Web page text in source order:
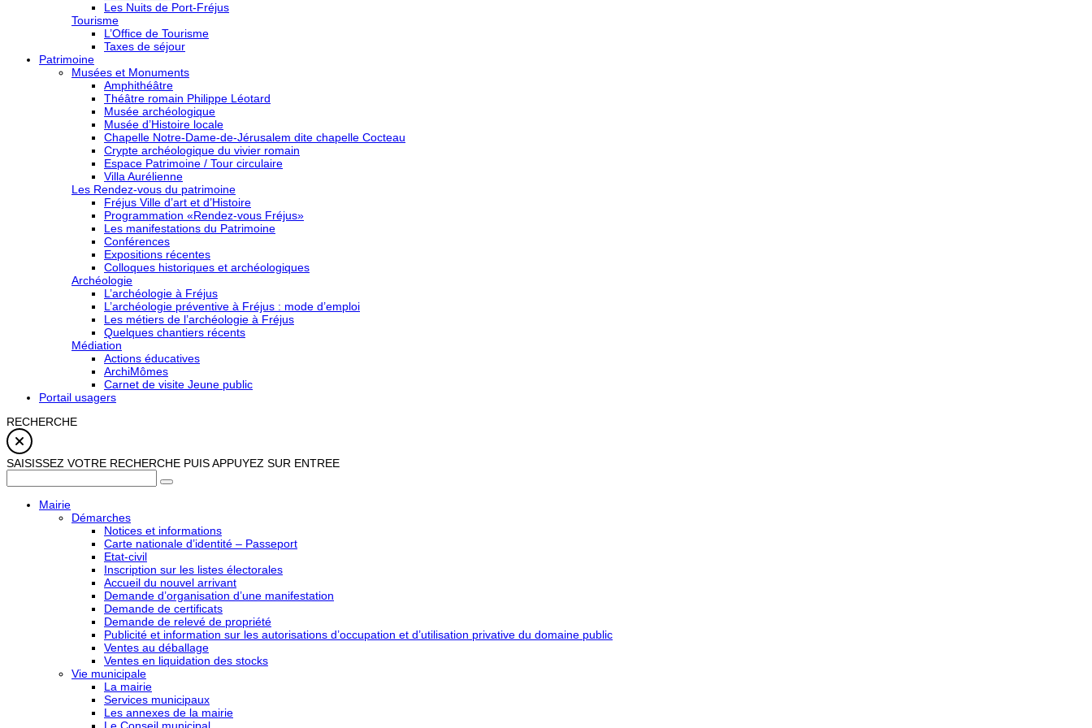
Les Nuits de Port-Fréjus
Tourisme
L’Office de Tourisme
Taxes de séjour
Patrimoine
Musées et Monuments
Amphithéâtre
Théâtre romain Philippe Léotard
Musée archéologique
Musée d’Histoire locale
Chapelle Notre-Dame-de-Jérusalem dite chapelle Cocteau
Crypte archéologique du vivier romain
Espace Patrimoine / Tour circulaire
Villa Aurélienne
Les Rendez-vous du patrimoine
Fréjus Ville d’art et d’Histoire
Programmation «Rendez-vous Fréjus»
Les manifestations du Patrimoine
Conférences
Expositions récentes
Colloques historiques et archéologiques
Archéologie
L’archéologie à Fréjus
L’archéologie préventive à Fréjus : mode d’emploi
Les métiers de l’archéologie à Fréjus
Quelques chantiers récents
Médiation
Actions éducatives
ArchiMômes
Carnet de visite Jeune public
Portail usagers
RECHERCHE
SAISISSEZ VOTRE RECHERCHE PUIS APPUYEZ SUR ENTREE
Mairie
Démarches
Notices et informations
Carte nationale d’identité – Passeport
Etat-civil
Inscription sur les listes électorales
Accueil du nouvel arrivant
Demande d’organisation d’une manifestation
Demande de certificats
Demande de relevé de propriété
Publicité et information sur les autorisations d’occupation et d’utilisation privative du domaine public
Ventes au déballage
Ventes en liquidation des stocks
Vie municipale
La mairie
Services municipaux
Les annexes de la mairie